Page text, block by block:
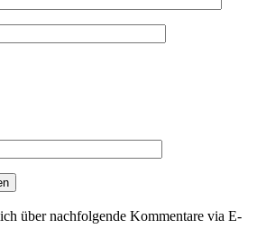
über nachfolgende Kommentare via E-